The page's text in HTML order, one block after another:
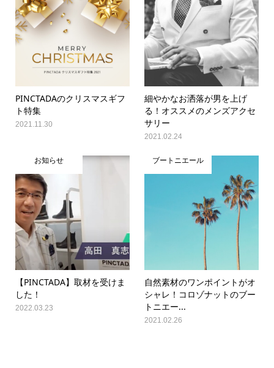
PINCTADAのクリスマスギフ
ト特集
2021.11.30
細やかなお洒落が男を上げ
る！オススメのメンズアクセ
サリー
2021.02.24
お知らせ
【PINCTADA】取材を受けま
した！
2022.03.23
ブートニエール
自然素材のワンポイントがオ
シャレ！コロゾナットのブー
トニエー...
2021.02.26